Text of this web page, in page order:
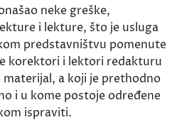
neke greške,
i lekture, što je usluga
predstavništvu pomenute
korektori i lektori redakturu
a koji je prethodno
i u kome postoje određene
ispraviti.